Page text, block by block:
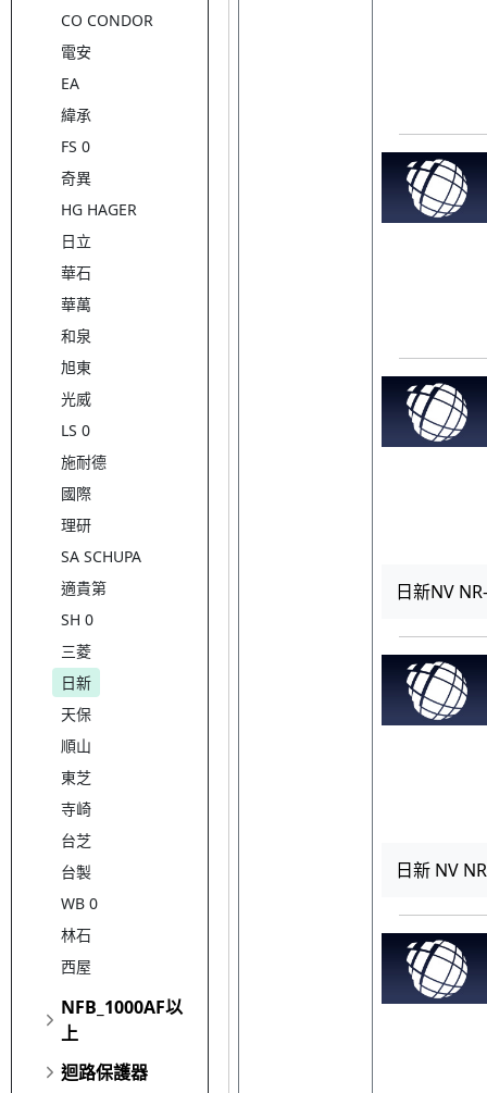
CO CONDOR
電安
EA
緯承
FS 0
奇異
HG HAGER
日立
華石
華萬
和泉
旭東
光威
LS 0
施耐德
國際
理研
SA SCHUPA
適貴第
SH 0
三菱
日新
天保
順山
東芝
寺崎
台芝
台製
WB 0
林石
西屋
NFB_1000AF以
上
迴路保護器
日新NV
日新 NV